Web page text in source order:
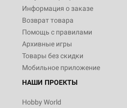
Информация о заказе
Возврат товара
Помощь с правилами
Архивные игры
Товары без скидки
Мобильное приложение
НАШИ ПРОЕКТЫ
Hobby World